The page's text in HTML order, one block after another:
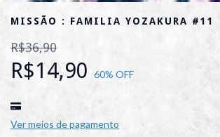
MISSÃO : FAMILIA YOZAKURA #11
R$36,90
R$14,90 60% OFF
Ver meios de pagamento